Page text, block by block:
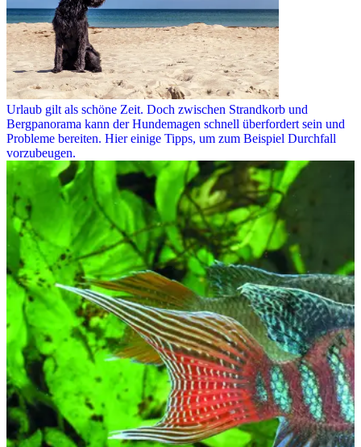
Urlaub gilt als schöne Zeit. Doch zwischen Strandkorb und
Bergpanorama kann der Hundemagen schnell überfordert sein und
Probleme bereiten. Hier einige Tipps, um zum Beispiel Durchfall
vorzubeugen.